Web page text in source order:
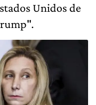
Unidos de